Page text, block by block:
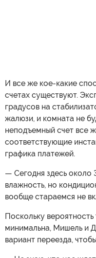
И все же кое-какие
счетах существуют.
градусов на
жалюзи, и комната не
неподъемный счет все
соответствующие
графика платежей.
— Сегодня здесь около
влажность, но
вообще стараемся не
Поскольку вероятность
минимальна, Мишель и
вариант переезда,